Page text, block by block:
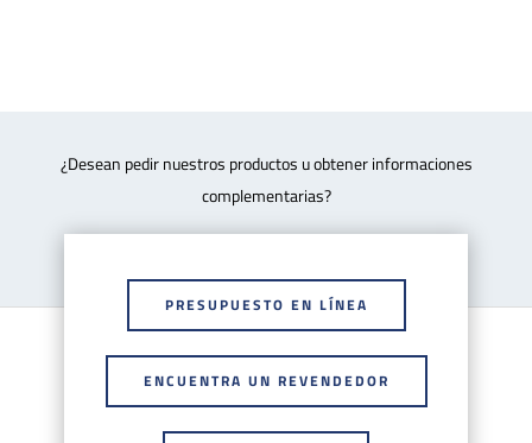
¿Desean pedir nuestros productos u obtener informaciones
complementarias?
PRESUPUESTO EN LÍNEA
ENCUENTRA UN REVENDEDOR